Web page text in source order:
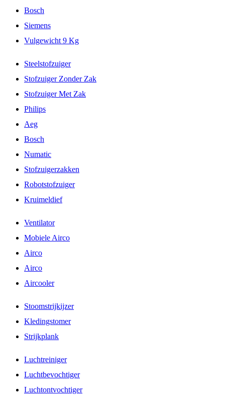
Bosch
Siemens
Vulgewicht 9 Kg
Steelstofzuiger
Stofzuiger Zonder Zak
Stofzuiger Met Zak
Philips
Aeg
Bosch
Numatic
Stofzuigerzakken
Robotstofzuiger
Kruimeldief
Ventilator
Mobiele Airco
Airco
Airco
Aircooler
Stoomstrijkijzer
Kledingstomer
Strijkplank
Luchtreiniger
Luchtbevochtiger
Luchtontvochtiger